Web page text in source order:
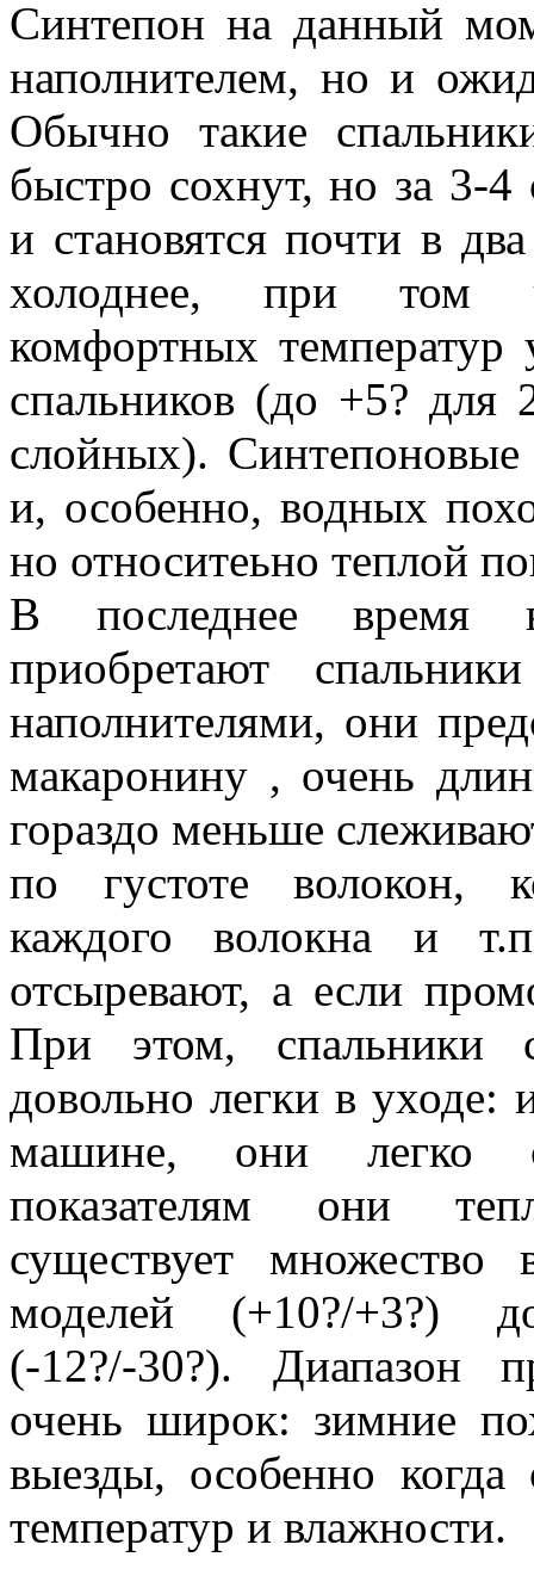
Синтепон на данный
наполнителем, но и
Обычно такие
быстро сохнут, но за 3-4
и становятся почти в
холоднее, при том
комфортных
спальников (до +5?
слойных).
и, особенно, водных
но относитеьно теплой
В последнее время
приобретают
наполнителями, они
макаронину , очень
гораздо меньше
по густоте волокон,
каждого волокна и
отсыревают, а если
При этом, спальники
довольно легки в уходе:
машине, они легко
показателям они
существует множество
моделей (+10?/+3?)
(-12?/-30?). Диапазон
очень широк: зимние
выезды, особенно
температур и влажности.